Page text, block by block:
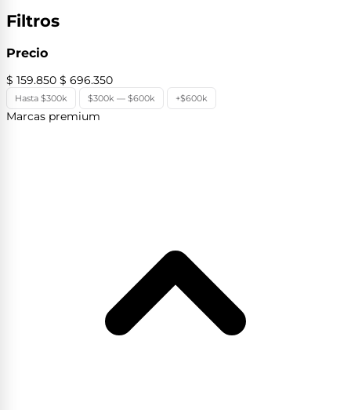
Filtros
Precio
$ 159.850 $ 696.350
Hasta $300k $300k — $600k +$600k
Marcas premium